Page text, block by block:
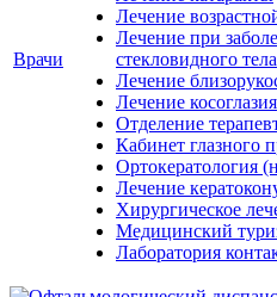
Врачи
Лечение
Лечение при
стекловидного тела
Лечение
Лечение косоглазия
Отделение
Кабинет глазного
Ортокератология
Лечение
Хирургическое
Медицинский
Лаборатория